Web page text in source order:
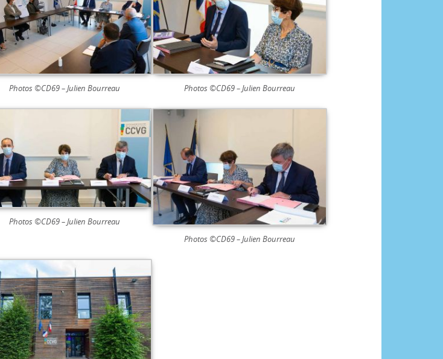
Photos ©CD69 – Julien Bourreau Photos ©CD69 – Julien Bourreau
Photos ©CD69 – Julien Bourreau
Photos ©CD69 – Julien Bourreau